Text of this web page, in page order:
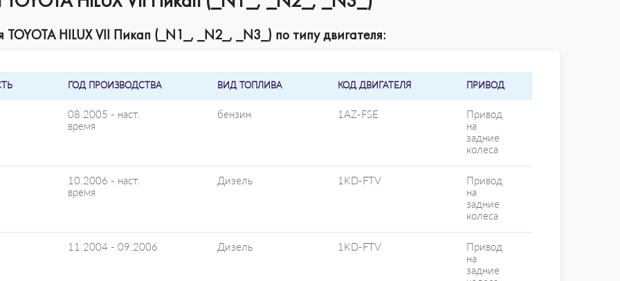
HILUX VII Пикап (_N1_, _N2_, _N3_) по типу двигателя:
ГОД ПРОИЗВОДСТВА ВИД ТОПЛИВА КОД ДВИГАТЕЛЯ ПРИВОД
08.2005 - наст.
время
бензин 1AZ-FSE
Привод
на
задние
колеса
10.2006 - наст.
время
Дизель 1KD-FTV
Привод
на
задние
колеса
11.2004 - 09.2006 Дизель 1KD-FTV
Привод
на
задние